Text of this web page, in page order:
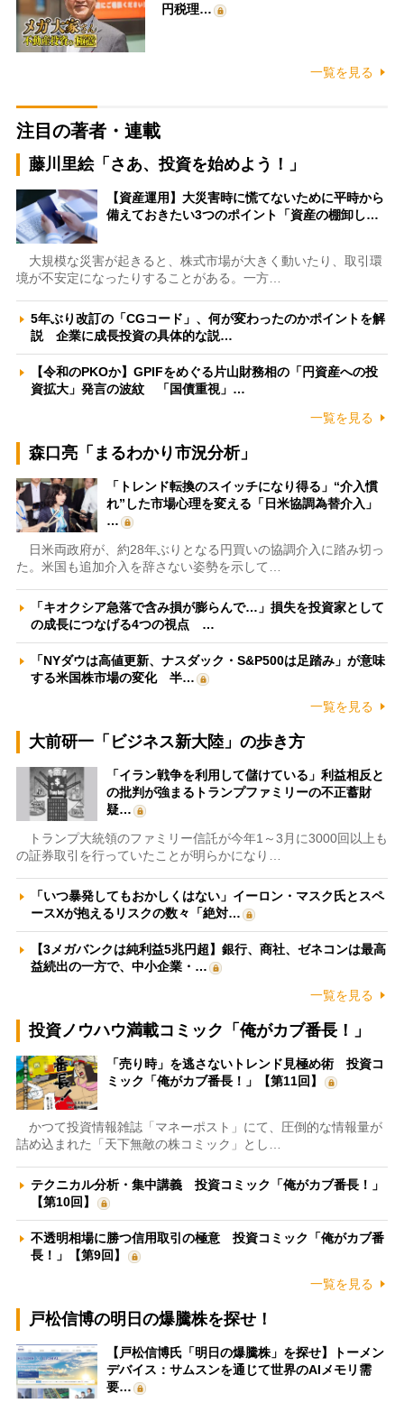
円税理…
一覧を見る
注目の著者・連載
藤川里絵「さあ、投資を始めよう！」
【資産運用】大災害時に慌てないために平時から
備えておきたい3つのポイント「資産の棚卸し…
大規模な災害が起きると、株式市場が大きく動いたり、取引環
境が不安定になったりすることがある。一方…
5年ぶり改訂の「CGコード」、何が変わったのかポイントを解
説 企業に成長投資の具体的な説…
【令和のPKOか】GPIFをめぐる片山財務相の「円資産への投
資拡大」発言の波紋 「国債重視」…
一覧を見る
森口亮「まるわかり市況分析」
「トレンド転換のスイッチになり得る」“介入慣
れ”した市場心理を変える「日米協調為替介入」
…
日米両政府が、約28年ぶりとなる円買いの協調介入に踏み切っ
た。米国も追加介入を辞さない姿勢を示して…
「キオクシア急落で含み損が膨らんで…」損失を投資家として
の成長につなげる4つの視点 …
「NYダウは高値更新、ナスダック・S&P500は足踏み」が意味
する米国株市場の変化 半…
一覧を見る
大前研一「ビジネス新大陸」の歩き方
「イラン戦争を利用して儲けている」利益相反と
の批判が強まるトランプファミリーの不正蓄財
疑…
トランプ大統領のファミリー信託が今年1～3月に3000回以上も
の証券取引を行っていたことが明らかになり…
「いつ暴発してもおかしくはない」イーロン・マスク氏とスペ
ースXが抱えるリスクの数々「絶対…
【3メガバンクは純利益5兆円超】銀行、商社、ゼネコンは最高
益続出の一方で、中小企業・…
一覧を見る
投資ノウハウ満載コミック「俺がカブ番長！」
「売り時」を逃さないトレンド見極め術 投資コ
ミック「俺がカブ番長！」【第11回】
かつて投資情報雑誌「マネーポスト」にて、圧倒的な情報量が
詰め込まれた「天下無敵の株コミック」とし…
テクニカル分析・集中講義 投資コミック「俺がカブ番長！」
【第10回】
不透明相場に勝つ信用取引の極意 投資コミック「俺がカブ番
長！」【第9回】
一覧を見る
戸松信博の明日の爆騰株を探せ！
【戸松信博氏「明日の爆騰株」を探せ】トーメン
デバイス：サムスンを通じて世界のAIメモリ需
要…